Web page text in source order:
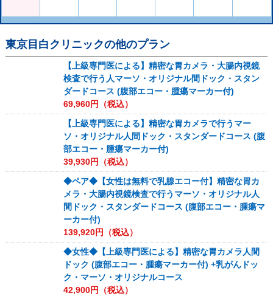
東京目白クリニックの他のプラン
【上級専門医による】精密な胃カメラ・大腸内視鏡
検査で行う人マーソ・オリジナル間ドック・スタン
ダードコース (腹部エコー・腫瘍マーカー付)
69,960円（税込）
【上級専門医による】精密な胃カメラで行うマー
ソ・オリジナル人間ドック・スタンダードコース (腹
部エコー・腫瘍マーカー付)
39,930円（税込）
◆ペア◆【女性は無料で乳腺エコー付】精密な胃カ
メラ・大腸内視鏡検査で行うマーソ・オリジナル人
間ドック・スタンダードコース (腹部エコー・腫瘍マ
ーカー付)
139,920円（税込）
◆女性◆【上級専門医による】精密な胃カメラ人間
ドック (腹部エコー・腫瘍マーカー付) +乳がんドッ
ク・マーソ・オリジナルコース
42,900円（税込）